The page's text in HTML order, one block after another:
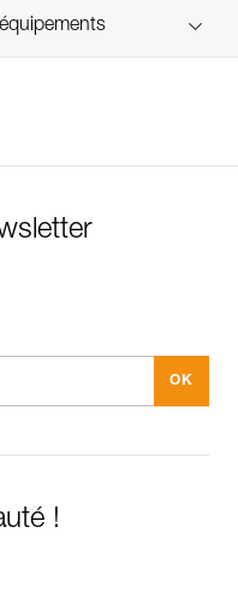
suivi-FR
!